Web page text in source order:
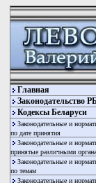
Главная
Законодательство
Кодексы Беларуси
Законодательные и
по дате принятия
Законодательные и
принятые различными
Законодательные и
по темам
Законодательные и